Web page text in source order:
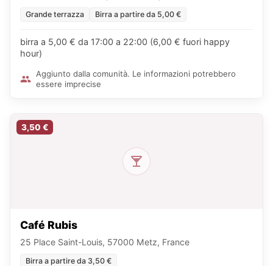
Grande terrazza Birra a partire da 5,00 €
birra a 5,00 € da 17:00 a 22:00 (6,00 € fuori happy
hour)
Aggiunto dalla comunità. Le informazioni potrebbero
essere imprecise
3,50 €
Café Rubis
25 Place Saint-Louis, 57000 Metz, France
Birra a partire da 3,50 €